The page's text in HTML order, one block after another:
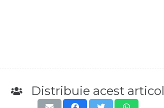
Distribuie acest articol